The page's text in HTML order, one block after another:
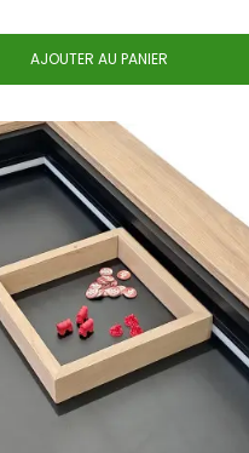
AJOUTER AU PANIER